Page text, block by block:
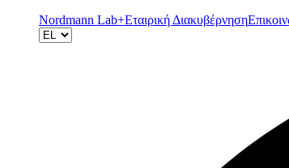
Nordmann Lab+Εταιρική Διακυβέρνηση